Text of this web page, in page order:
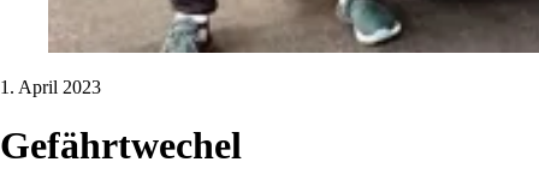
1. April 2023
Gefährtwechel